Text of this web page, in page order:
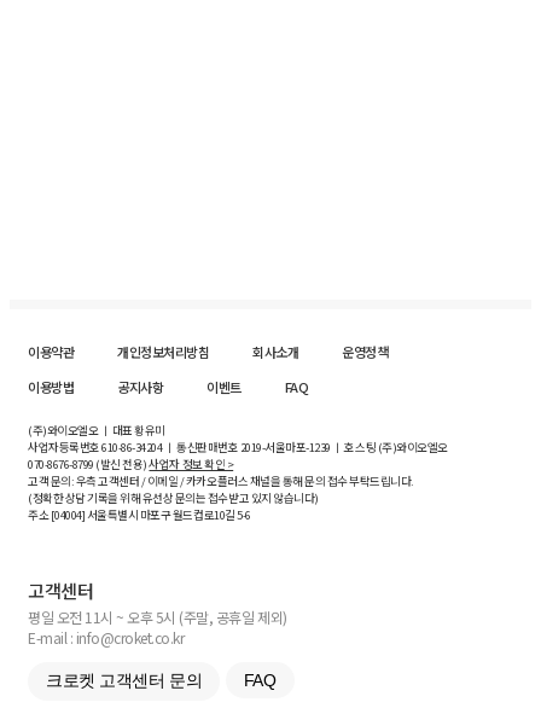
이용약관 개인정보처리방침 회사소개
운영정책
이용방법
공지사항 이벤트 FAQ
(주)와이오엘오 ㅣ 대표 황유미
사업자등록번호610-86-34204ㅣ 통신판매번호 2019-서울마포-1239 ㅣ 호스팅 (주)와이오엘오
070-8676-8799 (발신 전용)사업자 정보 확인 >
고객 문의: 우측 고객센터 / 이메일 / 카카오플러스 채널을 통해 문의 접수 부탁드립니다.
(정확한 상담 기록을 위해 유선상 문의는 접수받고 있지 않습니다)
주소 [04004] 서울특별시 마포구 월드컵로10길5-6
고객센터
평일 오전 11시 ~ 오후 5시 (주말, 공휴일 제외)
E-mail : info@croket.co.kr
크로켓 고객센터 문의 FAQ